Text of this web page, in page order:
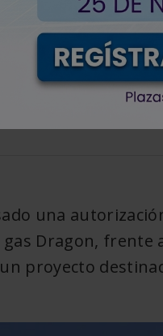
una
Dragon, frente
proyecto